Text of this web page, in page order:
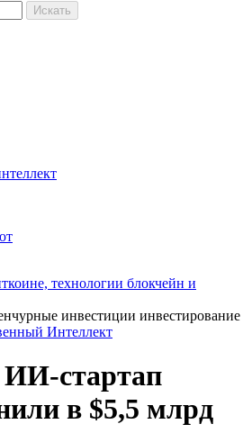
технологии блокчейн и
Интеллект
стартап
в $5,5 млрд